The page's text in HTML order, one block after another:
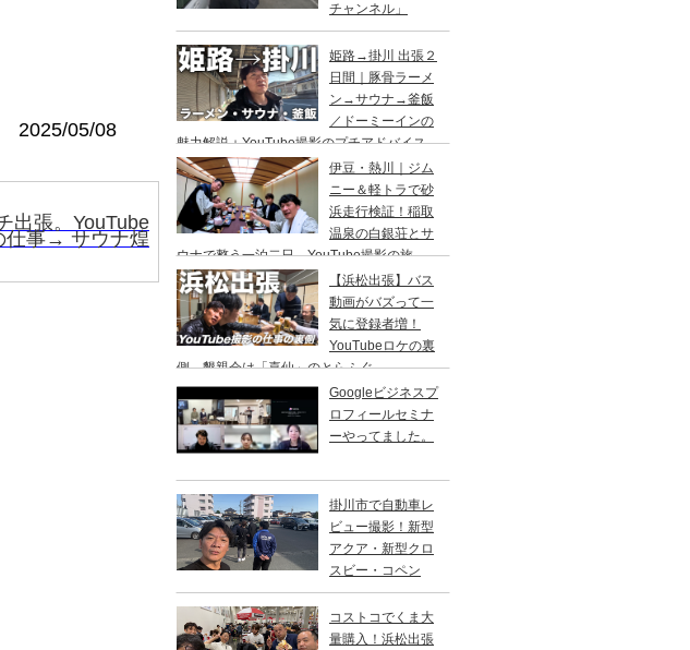
2025/05/08
出張。YouTube
仕事→ サウナ煌
チャンネル」
姫路→掛川 出張２
日間｜豚骨ラーメ
ン→サウナ→釜飯
／ドーミーインの
魅力解説＋YouTube撮影のプチアドバイス
あり
伊豆・熱川｜ジム
ニー＆軽トラで砂
浜走行検証！稲取
温泉の白銀荘とサ
ウナで整う一泊二日、YouTube撮影の旅
【浜松出張】バス
動画がバズって一
気に登録者増！
YouTubeロケの裏
側、懇親会は「喜仙」のとらふぐ
Googleビジネスプ
ロフィールセミナ
ーやってました。
掛川市で自動車レ
ビュー撮影！新型
アクア・新型クロ
スビー・コペン
コストコでくま大
量購入！浜松出張